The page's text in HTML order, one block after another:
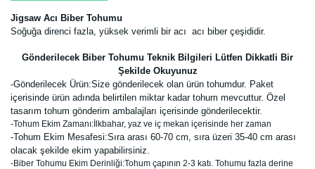
Jigsaw Acı Biber Tohumu
Soğuğa direnci fazla, yüksek verimli bir acı acı biber çeşididir.
Gönderilecek Biber Tohumu Teknik Bilgileri Lütfen Dikkatli Bir
Şekilde Okuyunuz
-Gönderilecek Ürün:Size gönderilecek olan ürün tohumdur. Paket
içerisinde ürün adında belirtilen miktar kadar tohum mevcuttur. Özel
tasarım tohum gönderim ambalajları içerisinde gönderilecektir.
-Tohum Ekim Zamanı:İlkbahar, yaz ve iç mekan içerisinde her zaman
-Tohum Ekim Mesafesi:Sıra arası 60-70 cm, sıra üzeri 35-40 cm arası
olacak şekilde ekim yapabilirsiniz.
-Biber Tohumu Ekim Derinliği:Tohum çapının 2-3 katı. Tohumu fazla derine